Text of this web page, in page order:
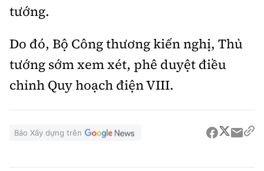
tướng.
Do đó, Bộ Công thương kiến nghị, Thủ
tướng sớm xem xét, phê duyệt điều
chỉnh Quy hoạch điện VIII.
Báo Xây dựng trên